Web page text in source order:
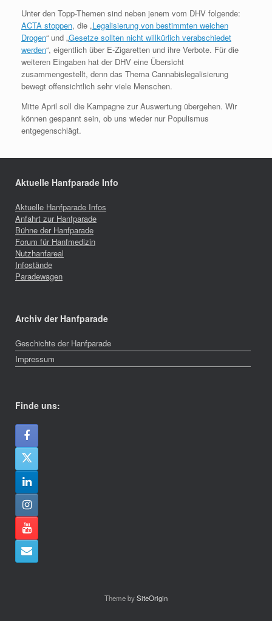
Unter den Topp-Themen sind neben jenem vom DHV folgende:
ACTA stoppen, die „Legalisierung von bestimmten weichen
Drogen“ und „Gesetze sollten nicht willkürlich verabschiedet
werden“, eigentlich über E-Zigaretten und ihre Verbote. Für die
weiteren Eingaben hat der DHV eine Übersicht
zusammengestellt, denn das Thema Cannabislegalisierung
bewegt offensichtlich sehr viele Menschen.
Mitte April soll die Kampagne zur Auswertung übergehen. Wir
können gespannt sein, ob uns wieder nur Populismus
entgegenschlägt.
Aktuelle Hanfparade Info
Aktuelle Hanfparade Infos
Anfahrt zur Hanfparade
Bühne der Hanfparade
Forum für Hanfmedizin
Nutzhanfareal
Infostände
Paradewagen
Archiv der Hanfparade
Geschichte der Hanfparade
Impressum
Finde uns:
Theme bySiteOrigin